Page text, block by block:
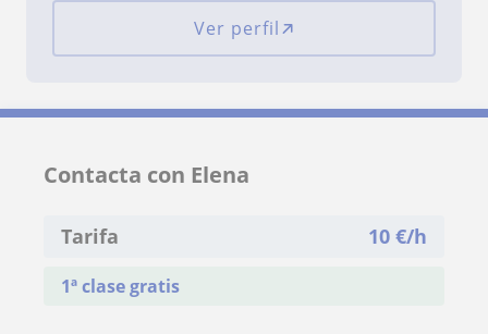
Ver perfil
Contacta con Elena
Tarifa 10 €/h
1ª clase gratis